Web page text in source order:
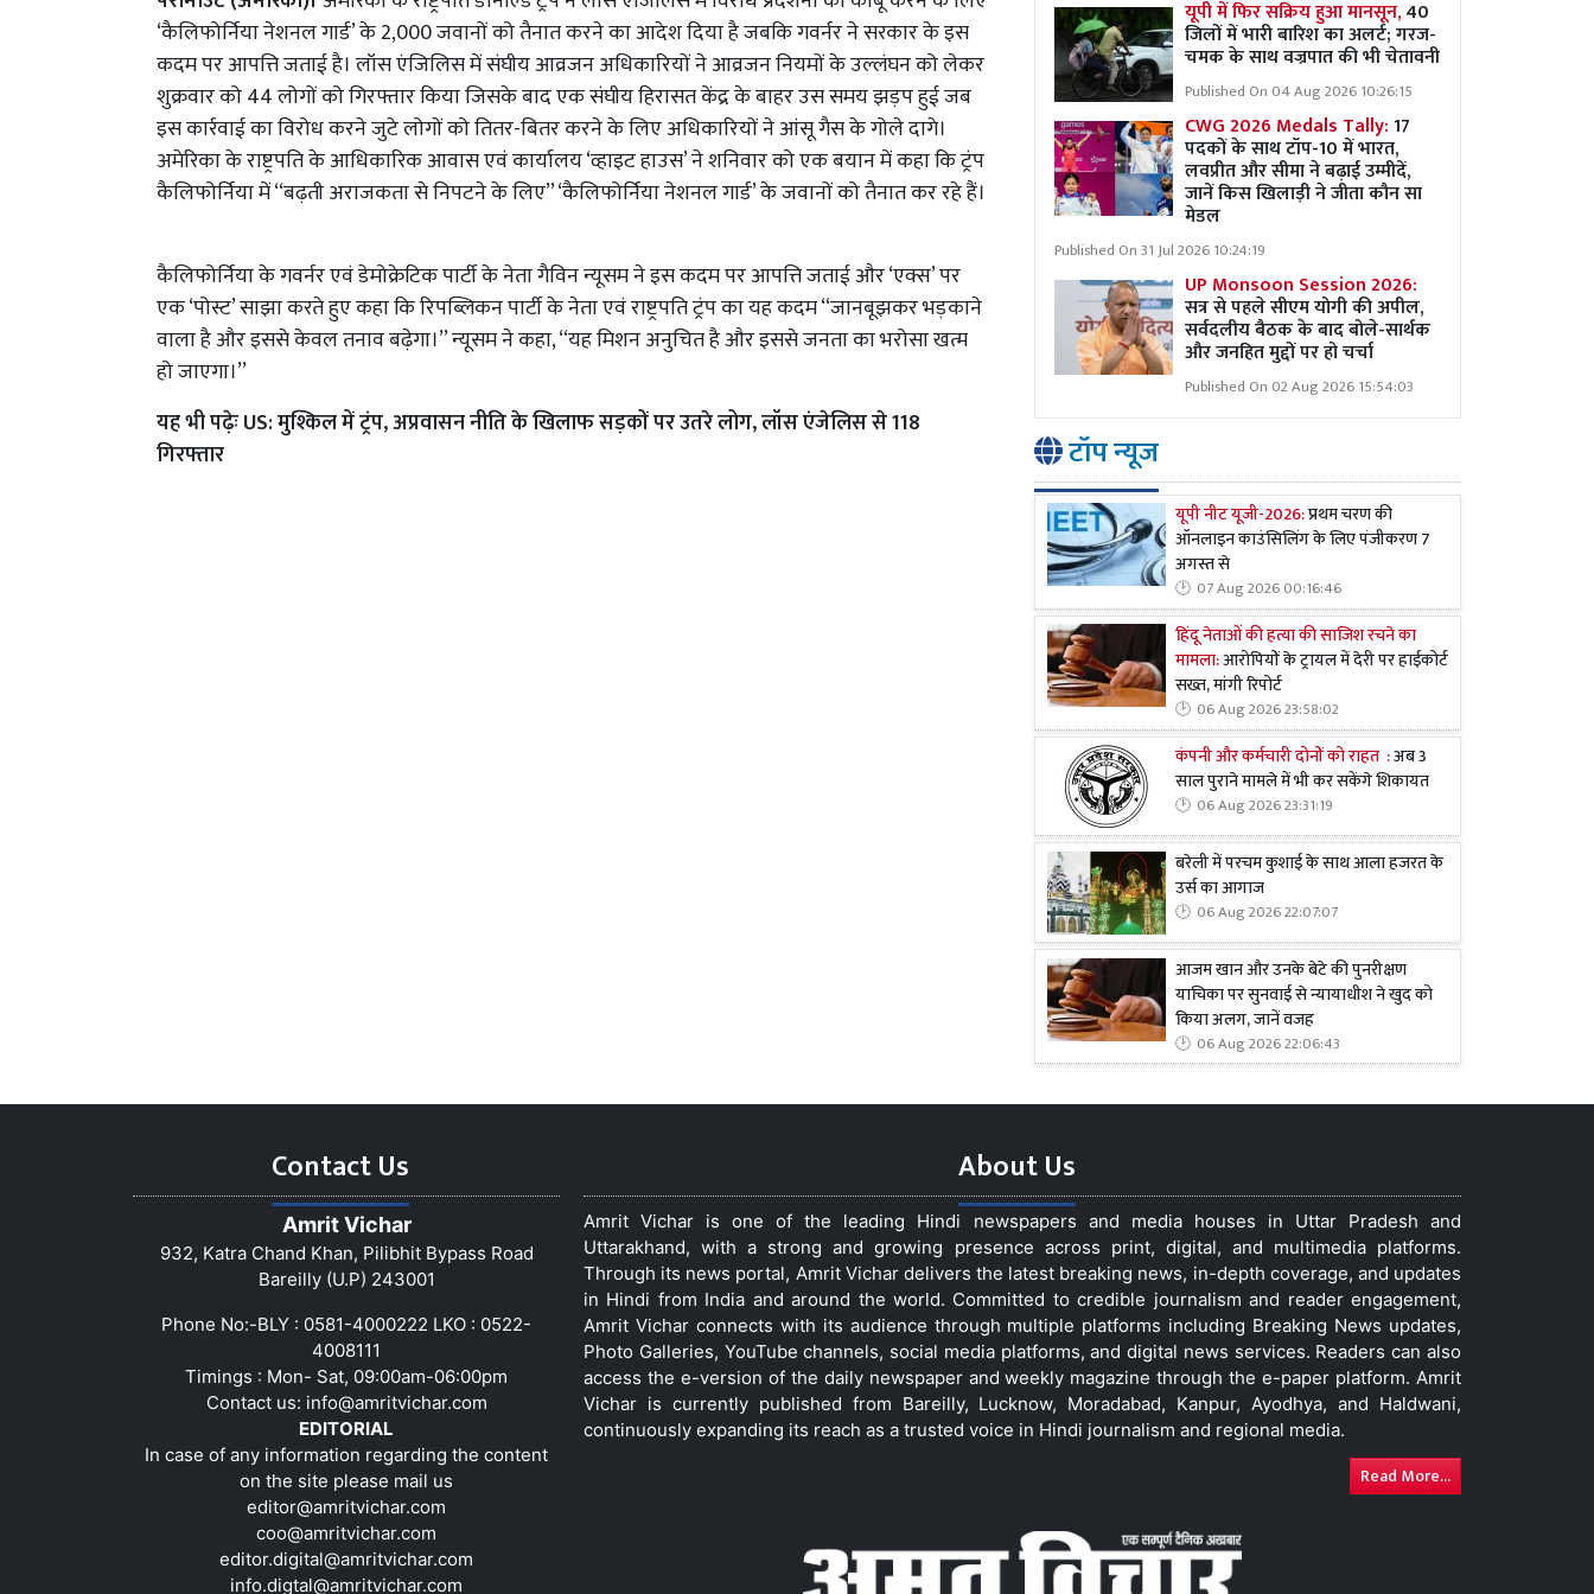
‘कैलिफोर्निया नेशनल गार्ड’ के 2,000 जवानों को तैनात करने का आदेश दिया है जबकि गवर्नर ने सरकार के इस
कदम पर आपत्ति जताई है। लॉस एंजिलिस में संघीय आव्रजन अधिकारियों ने आव्रजन नियमों के उल्लंघन को लेकर
शुक्रवार को 44 लोगों को गिरफ्तार किया जिसके बाद एक संघीय हिरासत केंद्र के बाहर उस समय झड़प हुई जब
इस कार्रवाई का विरोध करने जुटे लोगों को तितर-बितर करने के लिए अधिकारियों ने आंसू गैस के गोले दागे।
अमेरिका के राष्ट्रपति के आधिकारिक आवास एवं कार्यालय ‘व्हाइट हाउस’ ने शनिवार को एक बयान में कहा कि ट्रंप
कैलिफोर्निया में ‘‘बढ़ती अराजकता से निपटने के लिए’’ ‘कैलिफोर्निया नेशनल गार्ड’ के जवानों को तैनात कर रहे हैं।
कैलिफोर्निया के गवर्नर एवं डेमोक्रेटिक पार्टी के नेता गैविन न्यूसम ने इस कदम पर आपत्ति जताई और ‘एक्स’ पर
एक ‘पोस्ट’ साझा करते हुए कहा कि रिपब्लिकन पार्टी के नेता एवं राष्ट्रपति ट्रंप का यह कदम ‘‘जानबूझकर भड़काने
वाला है और इससे केवल तनाव बढ़ेगा।’’ न्यूसम ने कहा, ‘‘यह मिशन अनुचित है और इससे जनता का भरोसा खत्म
हो जाएगा।’’
यह भी पढ़ेःUS: मुश्किल में ट्रंप, अप्रवासन नीति के खिलाफ सड़कों पर उतरे लोग, लॉस एंजेलिस से 118
गिरफ्तार
यूपी में फिर सक्रिय हुआ मानसून,40
जिलों में भारी बारिश का अलर्ट; गरज-
चमक के साथ वज्रपात की भी चेतावनी
Published On 04 Aug 2026 10:26:15
CWG 2026 Medals Tally:17
पदकों के साथ टॉप-10 में भारत,
लवप्रीत और सीमा ने बढ़ाई उम्मीदें,
जानें किस खिलाड़ी ने जीता कौन सा
मेडल
Published On 31 Jul 2026 10:24:19
UP Monsoon Session 2026:
सत्र से पहले सीएम योगी की अपील,
सर्वदलीय बैठक के बाद बोले-सार्थक
और जनहित मुद्दों पर हो चर्चा
Published On 02 Aug 2026 15:54:03
टॉप न्यूज
यूपी नीट यूजी-2026:प्रथम चरण की
ऑनलाइन काउंसिलिंग के लिए पंजीकरण 7
अगस्त से
07 Aug 2026 00:16:46
हिंदू नेताओं की हत्या की साजिश रचने का
मामला:आरोपियों के ट्रायल में देरी पर हाईकोर्ट
सख्त, मांगी रिपोर्ट
06 Aug 2026 23:58:02
कंपनी और कर्मचारी दोनों को राहत :अब 3
साल पुराने मामले में भी कर सकेंगे शिकायत
06 Aug 2026 23:31:19
बरेली में परचम कुशाई के साथ आला हजरत के
उर्स का आगाज
06 Aug 2026 22:07:07
आजम खान और उनके बेटे की पुनरीक्षण
याचिका पर सुनवाई से न्यायाधीश ने खुद को
किया अलग, जानें वजह
06 Aug 2026 22:06:43
Contact Us
Amrit Vichar
932, Katra Chand Khan, Pilibhit Bypass Road
Bareilly (U.P) 243001
Phone No:-BLY : 0581-4000222 LKO : 0522-
4008111
Timings : Mon- Sat, 09:00am-06:00pm
Contact us: info@amritvichar.com
EDITORIAL
In case of any information regarding the content
on the site please mail us
editor@amritvichar.com
coo@amritvichar.com
editor.digital@amritvichar.com
info.digtal@amritvichar.com
About Us
Amrit Vichar is one of the leading Hindi newspapers and media houses in Uttar Pradesh and
Uttarakhand, with a strong and growing presence across print, digital, and multimedia platforms.
Through its news portal, Amrit Vichar delivers the latest breaking news, in-depth coverage, and updates
in Hindi from India and around the world. Committed to credible journalism and reader engagement,
Amrit Vichar connects with its audience through multiple platforms including Breaking News updates,
Photo Galleries, YouTube channels, social media platforms, and digital news services. Readers can also
access the e-version of the daily newspaper and weekly magazine through the e-paper platform. Amrit
Vichar is currently published from Bareilly, Lucknow, Moradabad, Kanpur, Ayodhya, and Haldwani,
continuously expanding its reach as a trusted voice in Hindi journalism and regional media.
Read More...